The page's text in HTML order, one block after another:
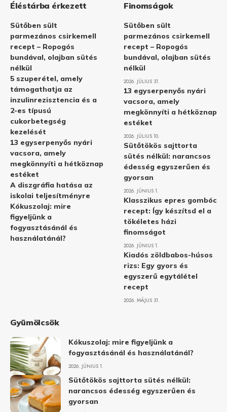
Éléstárba érkezett
Sütőben sült
parmezános csirkemell
recept – Ropogós
bundával, olajban sütés
nélkül
5 szuperétel, amely
támogathatja az
inzulinrezisztencia és a
2-es típusú
cukorbetegség
kezelését
13 egyserpenyős nyári
vacsora, amely
megkönnyíti a hétköznap
estéket
A diszgráfia hatása az
iskolai teljesítményre
Kókuszolaj: mire
figyeljünk a
fogyasztásánál és
használatánál?
Finomságok
Sütőben sült
parmezános csirkemell
recept – Ropogós
bundával, olajban sütés
nélkül
2026. JÚLIUS 31.
13 egyserpenyős nyári
vacsora, amely
megkönnyíti a hétköznap
estéket
2026. JÚLIUS 10.
Sütőtökös sajttorta
sütés nélkül: narancsos
édesség egyszerűen és
gyorsan
2026. JÚNIUS 1.
Klasszikus epres gombóc
recept: Így készítsd el a
tökéletes házi
finomságot
2026. JÚNIUS 1.
Kiadós zöldbabos-húsos
rizs: Egy gyors és
egyszerű egytálétel
recept
2026. MÁJUS 31.
Gyümölcsök
Kókuszolaj: mire figyeljünk a
fogyasztásánál és használatánál?
2026. JÚNIUS 1.
Sütőtökös sajttorta sütés nélkül:
narancsos édesség egyszerűen és
gyorsan